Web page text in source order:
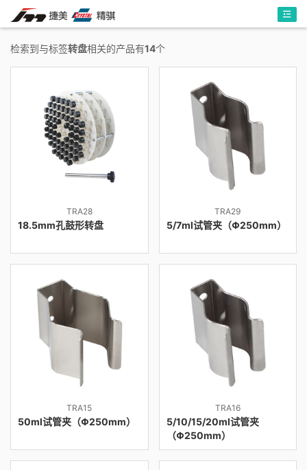
检索到与标签转盘相关的产品有14个
TRA28
18.5mm孔鼓形转盘
TRA29
5/7ml试管夹（Φ250mm）
TRA15
50ml试管夹（Φ250mm）
TRA16
5/10/15/20ml试管夹
（Φ250mm）